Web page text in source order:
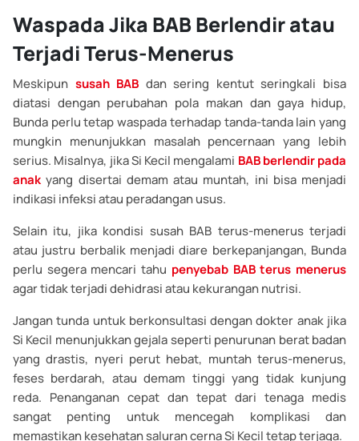
Waspada Jika BAB Berlendir atau
Terjadi Terus-Menerus
Meskipun susah BAB dan sering kentut seringkali bisa
diatasi dengan perubahan pola makan dan gaya hidup,
Bunda perlu tetap waspada terhadap tanda-tanda lain yang
mungkin menunjukkan masalah pencernaan yang lebih
serius. Misalnya, jika Si Kecil mengalami BAB berlendir pada
anak yang disertai demam atau muntah, ini bisa menjadi
indikasi infeksi atau peradangan usus.
Selain itu, jika kondisi susah BAB terus-menerus terjadi
atau justru berbalik menjadi diare berkepanjangan, Bunda
perlu segera mencari tahu penyebab BAB terus menerus
agar tidak terjadi dehidrasi atau kekurangan nutrisi.
Jangan tunda untuk berkonsultasi dengan dokter anak jika
Si Kecil menunjukkan gejala seperti penurunan berat badan
yang drastis, nyeri perut hebat, muntah terus-menerus,
feses berdarah, atau demam tinggi yang tidak kunjung
reda. Penanganan cepat dan tepat dari tenaga medis
sangat penting untuk mencegah komplikasi dan
memastikan kesehatan saluran cerna Si Kecil tetap terjaga.